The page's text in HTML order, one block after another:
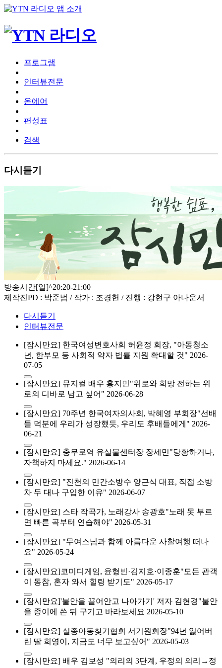
프로그램
인터뷰전문
온에어
편성표
검색
다시듣기
방송시간[일]^20:20-21:00
제작진PD : 박준범 / 작가 : 조경헌 / 진행 : 강현구 아나운서
다시듣기
인터뷰전문
[잠시만요] 한국여성변호사회 허윤정 회장, "아동청소
년, 한부모 등 사회적 약자 법률 지원 확대할 것" 2026-
07-05
[잠시만요] 뮤지컬 배우 홍지민"위로와 희망 전하는 위
로의 디바로 남고 싶어" 2026-06-28
[잠시만요] 70주년 한국여자의사회, 박혜영 부회장"선배
들 덕분에 우리가 성장했듯, 우리도 후배들에게" 2026-
06-21
[잠시만요] 충무로역 유실물센터장 장세민"당황하거나,
자책하지 마세요." 2026-06-14
[잠시만요] "진천의 민간소방수 양근식 대표, 직접 소방
차 두 대나 구입한 이유" 2026-06-07
[잠시만요] 스타 작곡가, 노래강사 송광호"노래 못 부르
면 빠른 곡부터 연습해야" 2026-05-31
[잠시만요] "무여스님과 함께 아름다운 사찰여행 떠나
요" 2026-05-24
[잠시만요]코미디게임, 윤형빈·김지호·이종훈"모든 관객
이 동참, 혼자 와서 힐링 받기도" 2026-05-17
[잠시만요]'불안을 끌어안고 나아가기' 저자 김현경"불안
을 종이에 쓴 뒤 구기고 바라보세요 2026-05-10
[잠시만요] 실종아동찾기협회 서기원회장"94년 잃어버
린 딸 희영이, 지금도 너무 보고싶어" 2026-05-03
[잠시만요] 배우 김보성 "의리의 3단계, 우정의 의리→정